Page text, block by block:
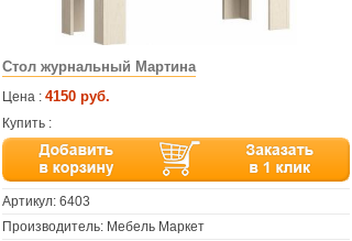
Стол журнальный Мартина
Цена : 4150 руб.
Купить :
Артикул: 6403
Производитель: Мебель Маркет